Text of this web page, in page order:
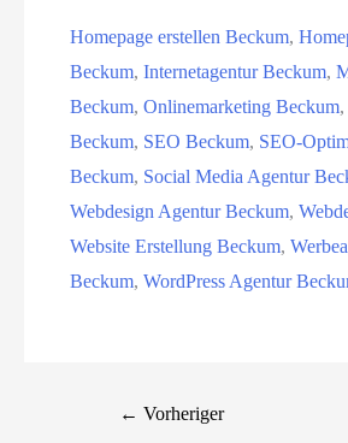
Homepage erstellen Beckum,
Beckum,Internetagentur Beckum,
Beckum,Onlinemarketing Beckum,
Beckum, SEO Beckum, SEO-
Beckum, Social Media Agentur
Webdesign Agentur Beckum,
Website Erstellung Beckum,
Beckum,WordPress Agentur
← Vorheriger